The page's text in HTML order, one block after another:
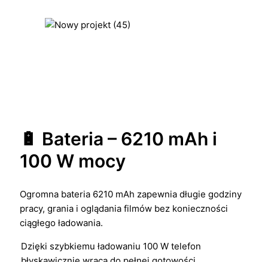
🔋 Bateria – 6210 mAh i
100 W mocy
Ogromna bateria 6210 mAh zapewnia długie godziny
pracy, grania i oglądania filmów bez konieczności
ciągłego ładowania.
Dzięki szybkiemu ładowaniu 100 W telefon